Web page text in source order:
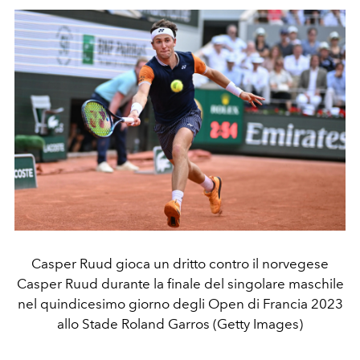
Casper Ruud gioca un dritto contro il norvegese
Casper Ruud durante la finale del singolare maschile
nel quindicesimo giorno degli Open di Francia 2023
allo Stade Roland Garros (Getty Images)